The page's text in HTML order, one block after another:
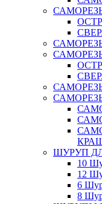
ШУРУП
10
12
6
8